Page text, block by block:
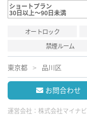
ショートプラン
30日以上～90日未満
オートロック
禁煙ルーム
東京都 品川区
お問合わせ
運営会社： 株式会社マイナビ